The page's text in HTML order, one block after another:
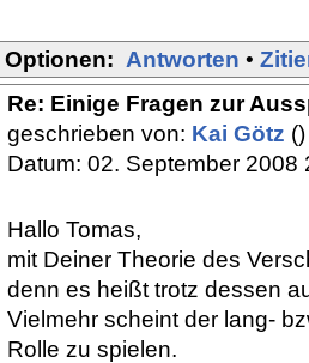
Optionen: Antworten •
Re: Einige Fragen zur
geschrieben von: Kai Götz ()
Datum: 02. September 2008
Hallo Tomas,
mit Deiner Theorie des
denn es heißt trotz dessen
Vielmehr scheint der lang-
Rolle zu spielen.